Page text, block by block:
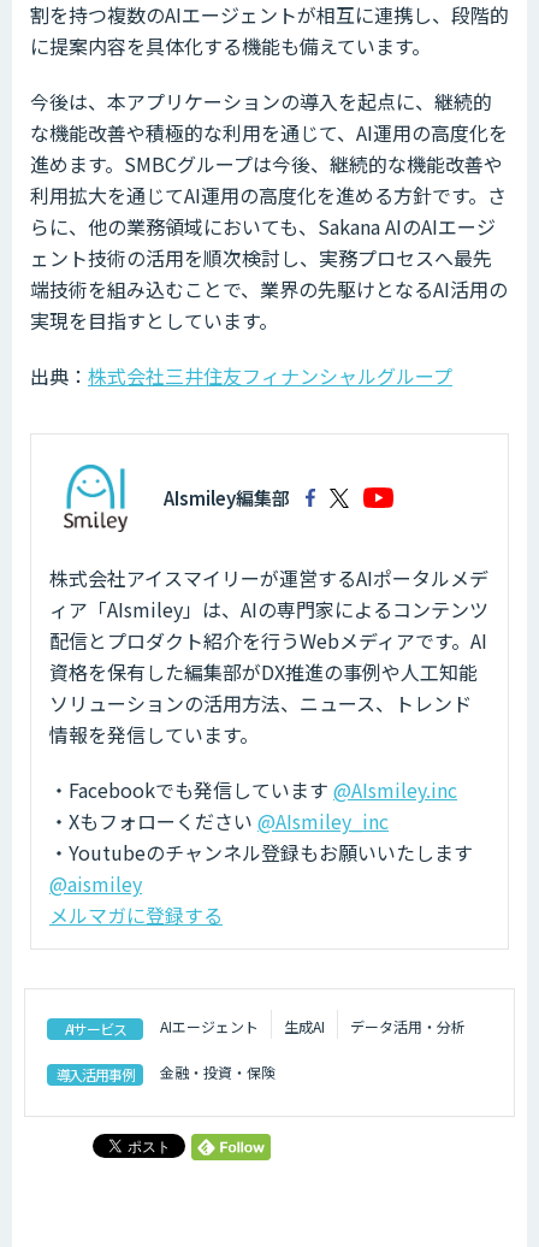
割を持つ複数のAIエージェントが相互に連携し、段階的
に提案内容を具体化する機能も備えています。
今後は、本アプリケーションの導入を起点に、継続的
な機能改善や積極的な利用を通じて、AI運用の高度化を
進めます。SMBCグループは今後、継続的な機能改善や
利用拡大を通じてAI運用の高度化を進める方針です。さ
らに、他の業務領域においても、Sakana AIのAIエージ
ェント技術の活用を順次検討し、実務プロセスへ最先
端技術を組み込むことで、業界の先駆けとなるAI活用の
実現を目指すとしています。
出典： 株式会社三井住友フィナンシャルグループ
AIsmiley編集部
株式会社アイスマイリーが運営するAIポータルメデ
ィア「AIsmiley」は、AIの専門家によるコンテンツ
配信とプロダクト紹介を行うWebメディアです。AI
資格を保有した編集部がDX推進の事例や人工知能
ソリューションの活用方法、ニュース、トレンド
情報を発信しています。
・Facebookでも発信しています @AIsmiley.inc
・Xもフォローください @AIsmiley_inc
・Youtubeのチャンネル登録もお願いいたします
@aismiley
メルマガに登録する
AIサービス AIエージェント 生成AI データ活用・分析
導入活用事例 金融・投資・保険